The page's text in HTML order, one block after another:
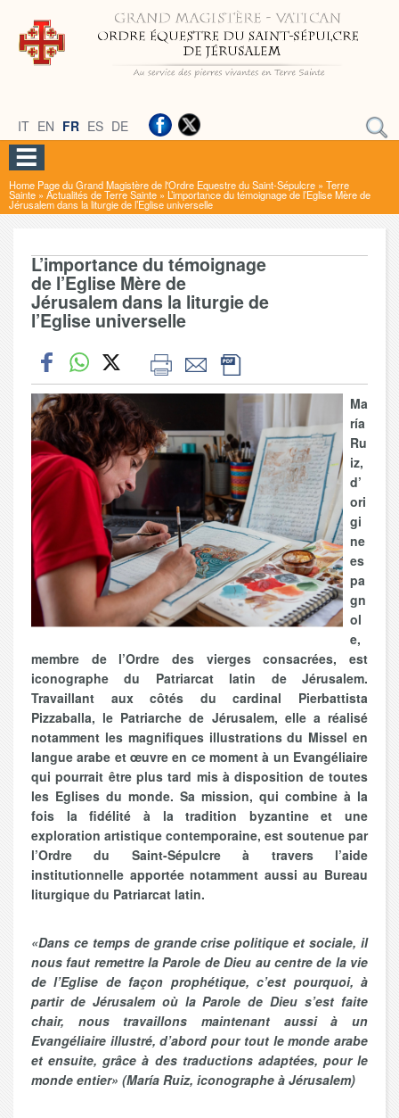
IT EN FR ES DE
Home Page du Grand Magistère de l'Ordre Equestre du Saint-Sépulcre » Terre
Sainte » Actualités de Terre Sainte » L’importance du témoignage de l’Eglise Mère de
Jérusalem dans la liturgie de l’Eglise universelle
L’importance du témoignage
de l’Eglise Mère de
Jérusalem dans la liturgie de
l’Eglise universelle
Ma
ría
Ru
iz,
d’
ori
gi
ne
es
pa
gn
ol
e,
membre de l’Ordre des vierges consacrées, est
iconographe du Patriarcat latin de Jérusalem.
Travaillant aux côtés du cardinal Pierbattista
Pizzaballa, le Patriarche de Jérusalem, elle a réalisé
notamment les magnifiques illustrations du Missel en
langue arabe et œuvre en ce moment à un Evangéliaire
qui pourrait être plus tard mis à disposition de toutes
les Eglises du monde. Sa mission, qui combine à la
fois la fidélité à la tradition byzantine et une
exploration artistique contemporaine, est soutenue par
l’Ordre du Saint-Sépulcre à travers l’aide
institutionnelle apportée notamment aussi au Bureau
liturgique du Patriarcat latin.
«Dans ce temps de grande crise politique et sociale, il
nous faut remettre la Parole de Dieu au centre de la vie
de l’Eglise de façon prophétique, c’est pourquoi, à
partir de Jérusalem où la Parole de Dieu s’est faite
chair, nous travaillons maintenant aussi à un
Evangéliaire illustré, d’abord pour tout le monde arabe
et ensuite, grâce à des traductions adaptées, pour le
monde entier» (María Ruiz, iconographe à Jérusalem)